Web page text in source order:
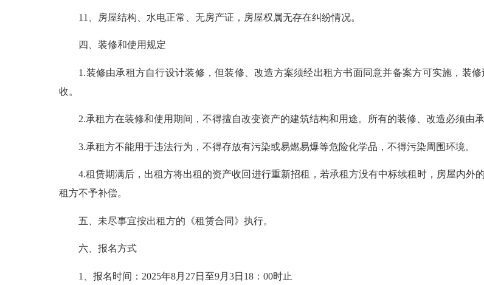
11、房屋结构、水电正常、无房产证，房屋权属无存在纠纷情况。
四、装修和使用规定
1.装修由承租方自行设计装修，但装修、改造方案须经出租方书面同意并备案方可实施，装
收。
2.承租方在装修和使用期间，不得擅自改变资产的建筑结构和用途。所有的装修、改造必须由承
3.承租方不能用于违法行为，不得存放有污染或易燃易爆等危险化学品，不得污染周围环境。
4.租赁期满后，出租方将出租的资产收回进行重新招租，若承租方没有中标续租时，房屋内外
租方不予补偿。
五、未尽事宜按出租方的《租赁合同》执行。
六、报名方式
1、报名时间：2025年8月27日至9月3日18：00时止